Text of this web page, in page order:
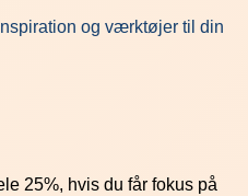
og værktøjer til din
25%, hvis du får fokus på